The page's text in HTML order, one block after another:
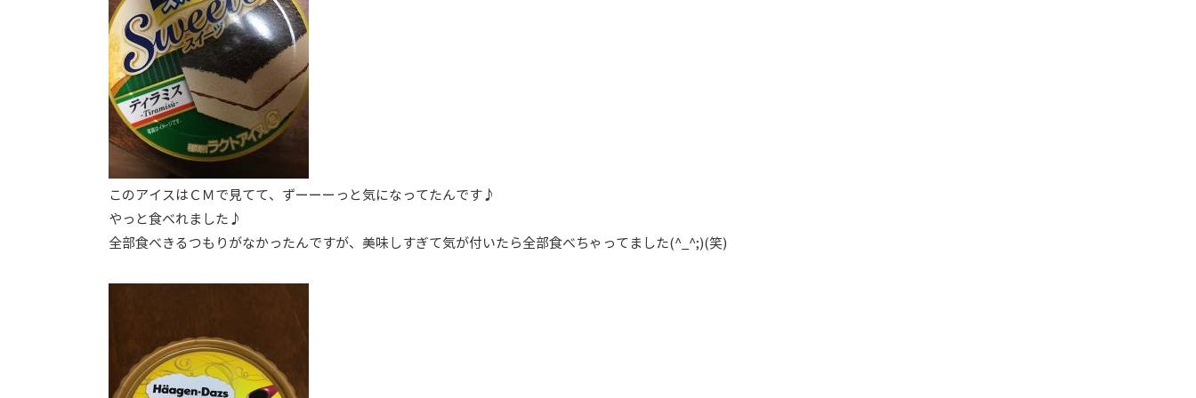
このアイスはＣＭで見てて、ずーーーっと気になってたんです♪
やっと食べれました♪
全部食べきるつもりがなかったんですが、美味しすぎて気が付いたら全部食べちゃってました(^_^;)(笑)